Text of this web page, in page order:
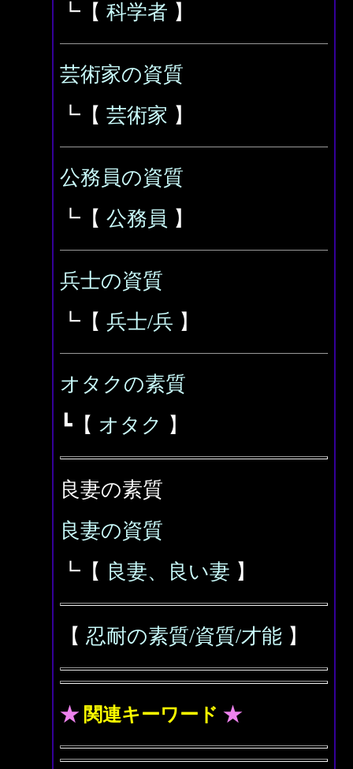
┗【 科学者 】
芸術家の資質
┗【 芸術家 】
公務員の資質
┗【 公務員 】
兵士の資質
┗【 兵士/兵 】
オタクの素質
┗【 オタク 】
良妻の素質
良妻の資質
┗【 良妻、良い妻 】
【 忍耐の素質/資質/才能 】
★ 関連キーワード ★